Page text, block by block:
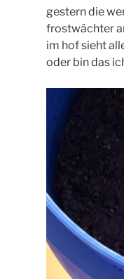
gestern die
frostwächter
im hof sieht
oder bin das